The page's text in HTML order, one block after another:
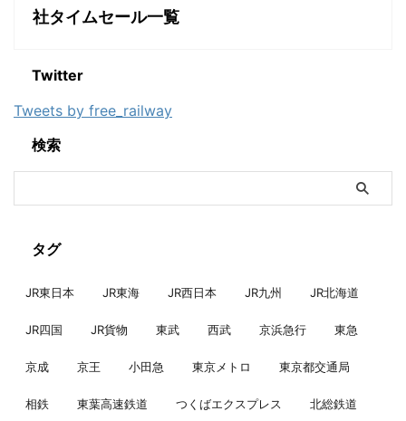
社タイムセール一覧
Twitter
Tweets by free_railway
検索
タグ
JR東日本 JR東海 JR西日本 JR九州 JR北海道
JR四国 JR貨物 東武 西武 京浜急行 東急
京成 京王 小田急 東京メトロ 東京都交通局
相鉄 東葉高速鉄道 つくばエクスプレス 北総鉄道